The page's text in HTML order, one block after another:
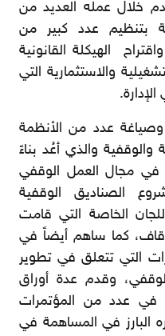
خلال عمله العديد من
بتنظيم عدد كبير من
الهيكلة القانونية
والاستثمارية التي
عدد من الأنظمة
والوقفية والذي أعُد بناءً
مجال العمل الوقفي
الصناديق الوقفية
الخاصة التي قامت
كما ساهم أيضاً في
التي تتعلق في تطوير
وقدم عدة أوراق
في عدد من المؤتمرات
البارز في المساهمة في